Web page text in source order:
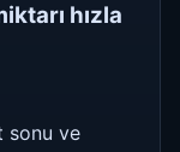
hızla
sonu ve